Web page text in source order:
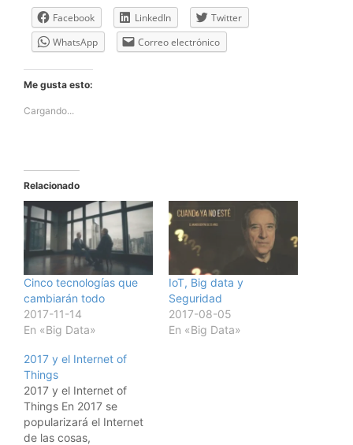
Facebook LinkedIn
Twitter
WhatsApp
Correo electrónico
Me gusta esto:
Cargando...
Relacionado
Cinco tecnologías que
cambiarán todo
2017-11-14
En «Big Data»
IoT, Big data y
Seguridad
2017-08-05
En «Big Data»
2017 y el Internet of
Things
2017 y el Internet of
Things En 2017 se
popularizará el Internet
de las cosas,